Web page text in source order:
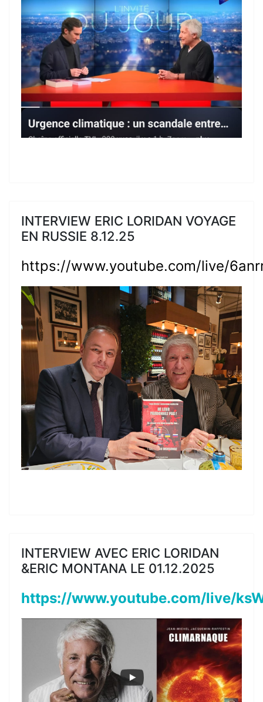
INTERVIEW ERIC LORIDAN VOYAGE
EN RUSSIE 8.12.25
https://www.youtube.com/live/
INTERVIEW AVEC ERIC LORIDAN
&ERIC MONTANA LE 01.12.2025
https://www.youtube.com/live/